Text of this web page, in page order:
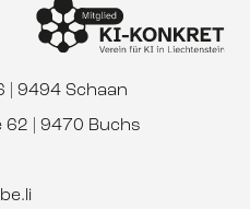
| 9494 Schaan
62 | 9470 Buchs